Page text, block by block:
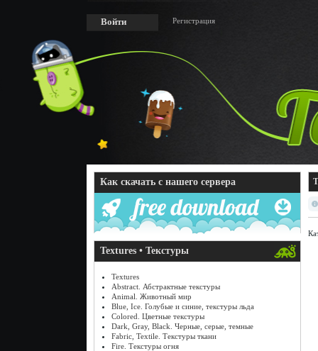
Войти Регистрация
Как скачать с нашего сервера
Textures • Текстуры
Textures
Abstract. Абстрактные текстуры
Animal. Животный мир
Blue, Ice. Голубые и синие, текстуры льда
Colored. Цветные текстуры
Dark, Gray, Black. Черные, серые, темные
Fabric, Textile. Текстуры ткани
Fire. Текстуры огня